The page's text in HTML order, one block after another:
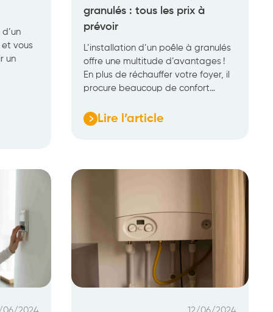
vous
un
granulés : tous les prix à
prévoir
L’installation d’un poêle à granulés
offre une multitude d’avantages !
En plus de réchauffer votre foyer, il
procure beaucoup de confort…
Lire l’article
:
granulés
:
les